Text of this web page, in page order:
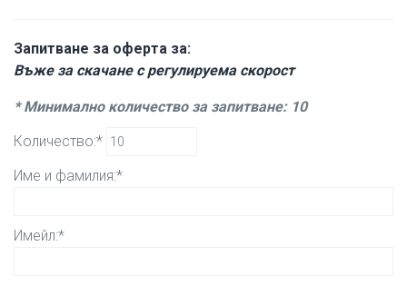
Запитване за оферта за:
Въже за скачане с регулируема скорост
* Минимално количество за запитване: 10
Количество:*
Име и фамилия:*
Имейл:*